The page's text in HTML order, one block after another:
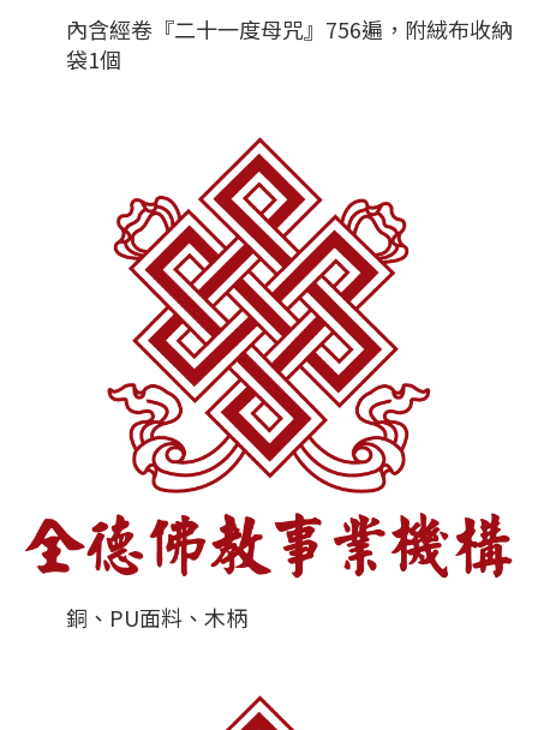
內含經卷『二十一度母咒』756遍，附絨布收納
袋1個
銅、PU面料、木柄